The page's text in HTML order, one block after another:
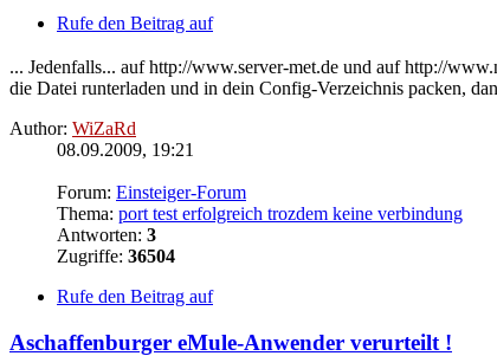
Rufe den Beitrag auf
... Jedenfalls... auf http://www.server-met.de und auf http://
die Datei runterladen und in dein Config-Verzeichnis packen,
Author: WiZaRd
08.09.2009, 19:21
Forum: Einsteiger-Forum
Thema: port test erfolgreich trozdem keine verbindung
Antworten: 3
Zugriffe: 36504
Rufe den Beitrag auf
Aschaffenburger eMule-Anwender verurteilt !